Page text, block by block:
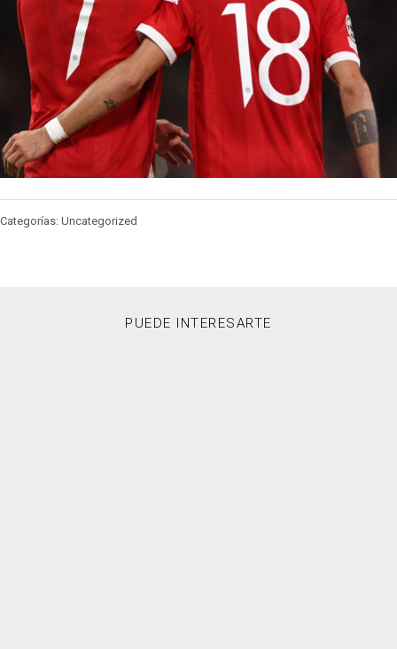
Categorías: Uncategorized
PUEDE INTERESARTE